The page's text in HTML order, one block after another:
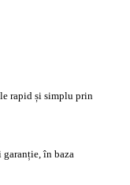
rapid și simplu prin
garanție, în baza